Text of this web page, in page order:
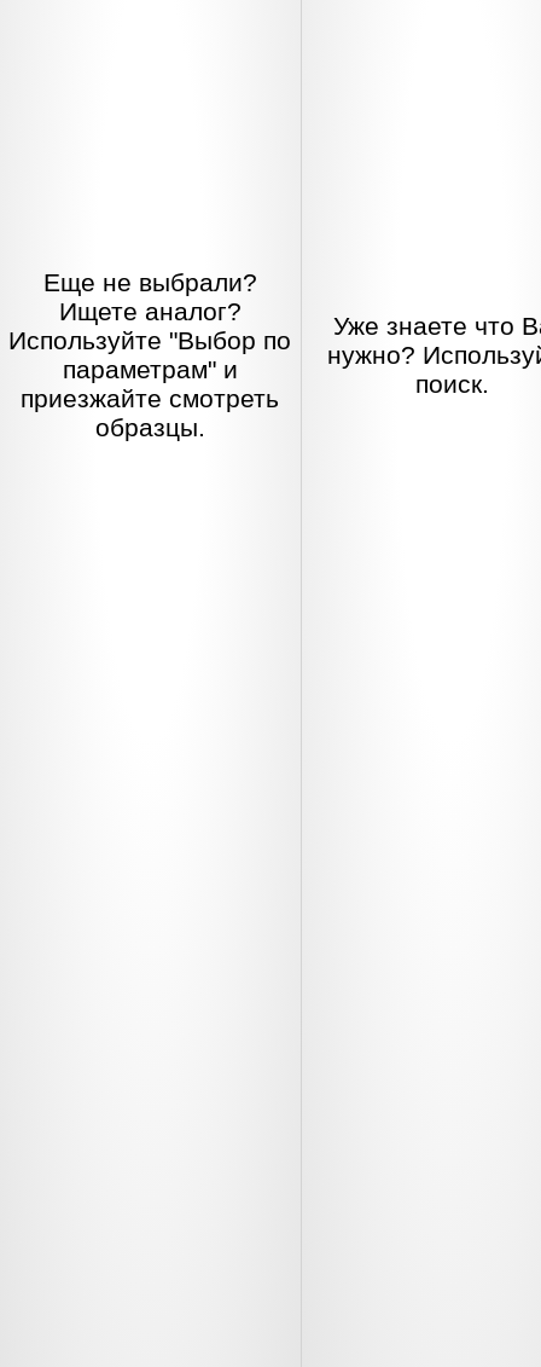
Еще не выбрали?
Ищете аналог?
Используйте "Выбор по
параметрам" и
приезжайте смотреть
образцы.
Уже знаете что
нужно?
поиск.